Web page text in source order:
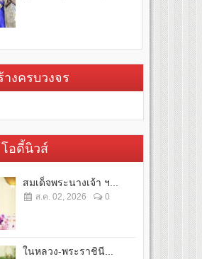
งครบวงจร
อดี้นิวส์
สมเด็จพระนางเจ้า ฯ...
ส.ค. 02, 2026 0
ในหลวง-พระราชินี...